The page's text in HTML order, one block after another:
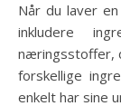
Når du laver
inkludere
næringsstoffer,
forskellige
enkelt har sine